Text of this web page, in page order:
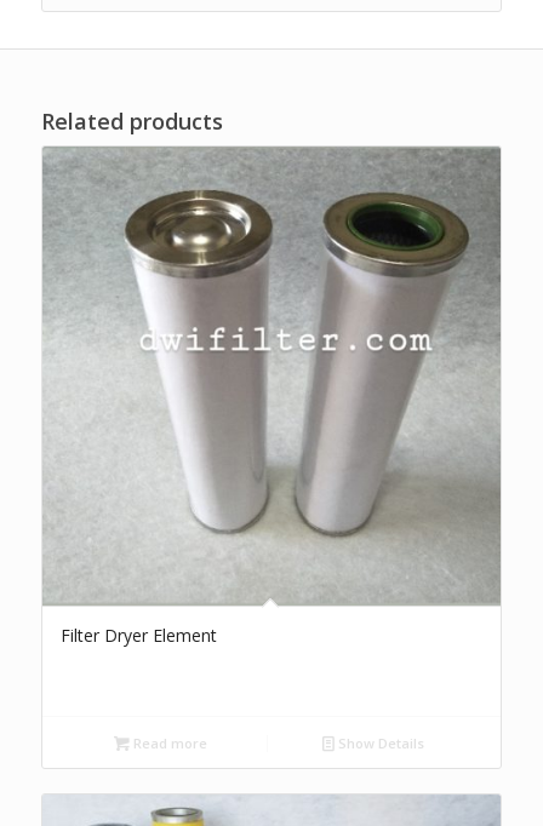
Related products
Filter Dryer Element
Read more Show Details